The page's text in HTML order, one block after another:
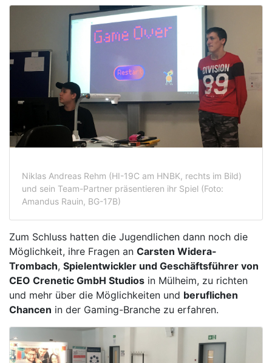
Niklas Andreas Rehm (HI-19C am HNBK, rechts im Bild)
und sein Team-Partner präsentieren ihr Spiel (Foto:
Amandus Rauin, BG-17B)
Zum Schluss hatten die Jugendlichen dann noch die
Möglichkeit, ihre Fragen an Carsten Widera-
Trombach, Spielentwickler und Geschäftsführer von
CEO Crenetic GmbH Studios in Mülheim, zu richten
und mehr über die Möglichkeiten und beruflichen
Chancen in der Gaming-Branche zu erfahren.